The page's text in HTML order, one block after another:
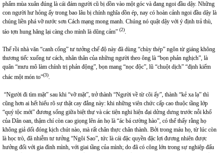
phẩm mùa xuân đúng là cái đám người cũ bị dồn vào một góc và đang ngoi đầu dậy. Những
con người hư hỏng ấy trong bao lâu bị chính nghĩa dồn ép, nay có hoàn cảnh ngoi đầu dậy là
chúng liền phá vỡ nước sơn Cách mạng mong manh. Chúng nó quật dậy với ý định trả thù,
táo tợn hung hăng lại càng cho mình là dũng cảm” (2).
Thế rồi nhà văn “canh cổng” tư tưởng chế độ này đã dùng “chùy thép” ngôn từ giáng không
thương tiếc xuống tư cách, nhân thân của những người theo ông là “bọn phản nghịch”, là
quân “mưu mô làm chính trị phản động”, bọn mang “nọc độc”, lũ “chuột dịch” “định kiếm
chác một món to”(3).
“Người đi tìm mặt” sau khi “vỡ mặt”, trở thành “Người về từ cõi ấy”, thành “kẻ xa lạ” thì
cũng hơn ai hết hiểu rõ sự thật cay đắng này: khi những viên chức cấp cao thuộc tầng lớp
“quý tộc mới” đương sống giữa biệt thự và các tiện nghi hiện đại dửng dưng trước nỗi khổ
của Dân oan, thậm chí còn cao giọng lên án họ là “ác bá cường hào”, có thể thấy rằng họ
không giả dối đóng kịch chút nào, mà rất chân thực chân thành. Bởi trong máu họ, từ lúc còn
là học trò, đã nhiễm tư tưởng “Ngôi Sao”, tức là cái đặc quyền đặc lợi đương nhiên được
hưởng đối với gia đình mình, với giai tầng của mình; do đã có công lớn trong sự nghiệp đấu